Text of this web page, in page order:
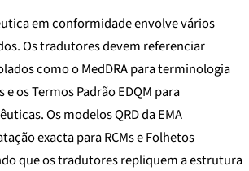
em conformidade envolve vários
Os tradutores devem referenciar
como o MedDRA para terminologia
os Termos Padrão EDQM para
Os modelos QRD da EMA
exacta para RCMs e Folhetos
que os tradutores repliquem a estrutura